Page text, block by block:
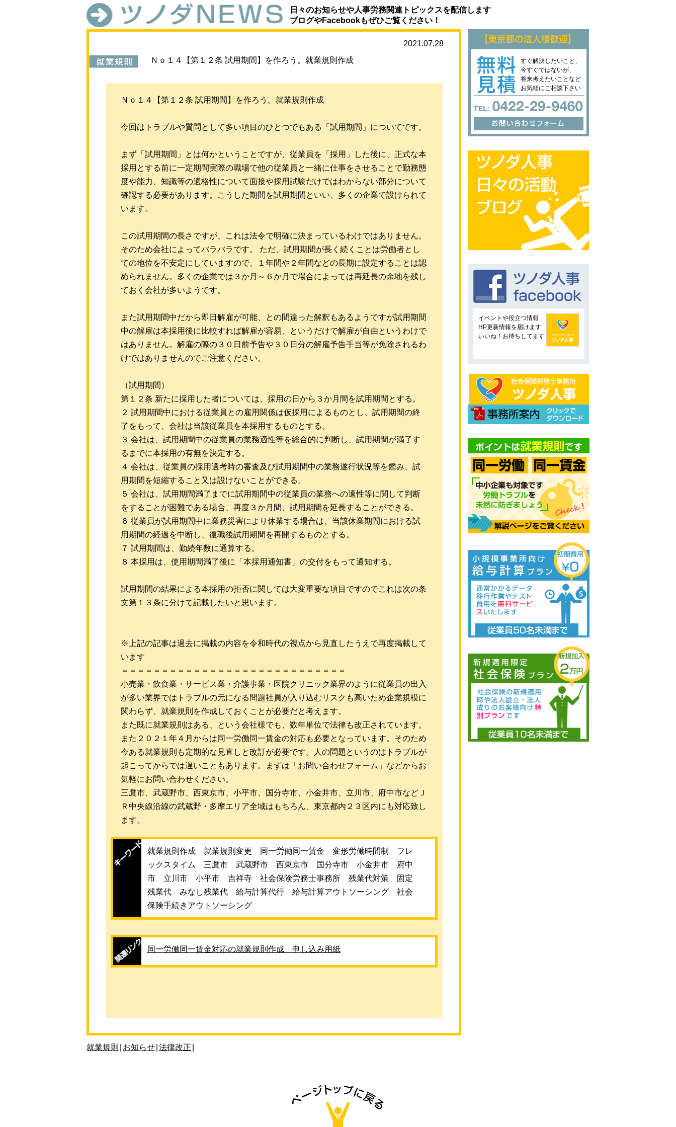
日々のお知らせや人事労務関連トピックスを配信します
ブログやFacebookもぜひご覧ください！
2021.07.28
Ｎｏ１４【第１２条 試用期間】を作ろう。就業規則作成
Ｎｏ１４【第１２条 試用期間】を作ろう。就業規則作成
今回はトラブルや質問として多い項目のひとつでもある「試用期間」についてです。
まず「試用期間」とは何かということですが、従業員を「採用」した後に、正式な本
採用とする前に一定期間実際の職場で他の従業員と一緒に仕事をさせることで勤務態
度や能力、知識等の適格性について面接や採用試験だけではわからない部分について
確認する必要があります。こうした期間を試用期間といい、多くの企業で設けられて
います。
この試用期間の長さですが、これは法令で明確に決まっているわけではありません。
そのため会社によってバラバラです。 ただ、試用期間が長く続くことは労働者とし
ての地位を不安定にしていますので、１年間や２年間などの長期に設定することは認
められません。多くの企業では３か月～６か月で場合によっては再延長の余地を残し
ておく会社が多いようです。
また試用期間中だから即日解雇が可能、との間違った解釈もあるようですが試用期間
中の解雇は本採用後に比較すれば解雇が容易、というだけで解雇が自由というわけで
はありません。解雇の際の３０日前予告や３０日分の解雇予告手当等が免除されるわ
けではありませんのでご注意ください。
（試用期間）
第１２条 新たに採用した者については、採用の日から３か月間を試用期間とする。
２ 試用期間中における従業員との雇用関係は仮採用によるものとし、試用期間の終
了をもって、会社は当該従業員を本採用するものとする。
３ 会社は、試用期間中の従業員の業務適性等を総合的に判断し、試用期間が満了す
るまでに本採用の有無を決定する。
４ 会社は、従業員の採用選考時の審査及び試用期間中の業務遂行状況等を鑑み、試
用期間を短縮すること又は設けないことができる。
５ 会社は、試用期間満了までに試用期間中の従業員の業務への適性等に関して判断
をすることが困難である場合、再度３か月間、試用期間を延長することができる。
６ 従業員が試用期間中に業務災害により休業する場合は、当該休業期間における試
用期間の経過を中断し、復職後試用期間を再開するものとする。
７ 試用期間は、勤続年数に通算する。
８ 本採用は、使用期間満了後に「本採用通知書」の交付をもって通知する。
試用期間の結果による本採用の拒否に関しては大変重要な項目ですのでこれは次の条
文第１３条に分けて記載したいと思います。
※上記の記事は過去に掲載の内容を令和時代の視点から見直したうえで再度掲載して
います
＝＝＝＝＝＝＝＝＝＝＝＝＝＝＝＝＝＝＝＝＝＝＝＝＝＝＝＝
小売業・飲食業・サービス業・介護事業・医院クリニック業界のように従業員の出入
が多い業界ではトラブルの元になる問題社員が入り込むリスクも高いため企業規模に
関わらず、就業規則を作成しておくことが必要だと考えます。
また既に就業規則はある、という会社様でも、数年単位で法律も改正されています。
また２０２１年４月からは同一労働同一賃金の対応も必要となっています。そのため
今ある就業規則も定期的な見直しと改訂が必要です。人の問題というのはトラブルが
起こってからでは遅いこともあります。まずは「お問い合わせフォーム」などからお
気軽にお問い合わせください。
三鷹市、武蔵野市、西東京市、小平市、国分寺市、小金井市、立川市、府中市などＪ
Ｒ中央線沿線の武蔵野・多摩エリア全域はもちろん、東京都内２３区内にも対応致し
ます。
就業規則作成 就業規則変更 同一労働同一賃金 変形労働時間制 フレ
ックスタイム 三鷹市 武蔵野市 西東京市 国分寺市 小金井市 府中
市 立川市 小平市 吉祥寺 社会保険労務士事務所 残業代対策 固定
残業代 みなし残業代 給与計算代行 給与計算アウトソーシング 社会
保険手続きアウトソーシング
同一労働同一賃金対応の就業規則作成 申し込み用紙
就業規則 お知らせ 法律改正
すぐ解決したいこと、
今すぐではないが、
将来考えたいことなど
お気軽にご相談下さい
イベントや役立つ情報
HP更新情報を届けます
いいね！お待ちしてます